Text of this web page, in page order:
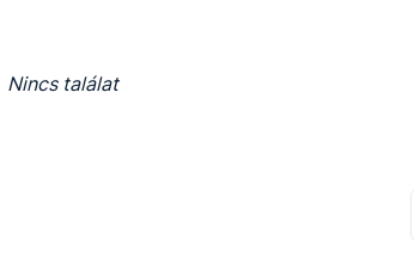
Nincs találat